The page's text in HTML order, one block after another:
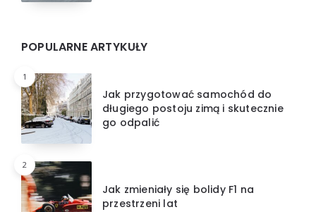
POPULARNE ARTYKUŁY
1
Jak przygotować samochód do
długiego postoju zimą i skutecznie
go odpalić
2
Jak zmieniały się bolidy F1 na
przestrzeni lat